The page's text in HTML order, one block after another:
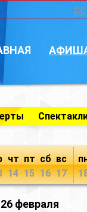
чт
14
пт
15
сб
16
вс
17
февраля